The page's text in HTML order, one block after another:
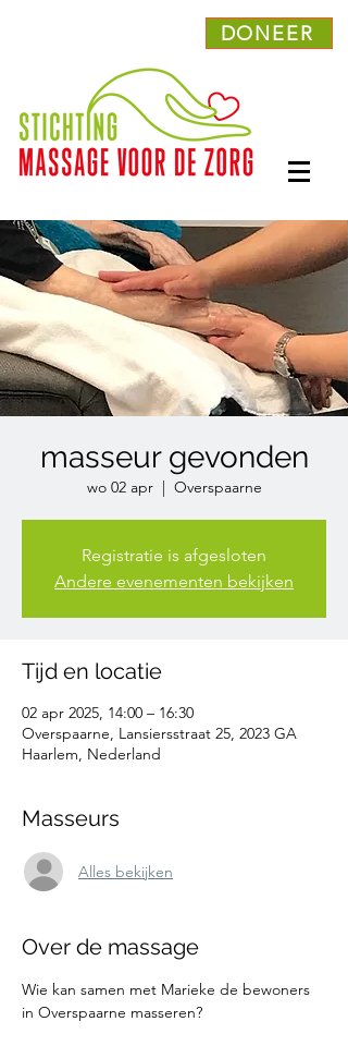
DONEER
masseur gevonden
wo 02 apr
  |
Overspaarne
Registratie is afgesloten
Andere evenementen bekijken
Tijd en locatie
02 apr 2025, 14:00 – 16:30
Overspaarne, Lansiersstraat 25, 2023 GA
Haarlem, Nederland
Masseurs
Alles bekijken
Over de massage
Wie kan samen met Marieke de bewoners
in Overspaarne masseren?